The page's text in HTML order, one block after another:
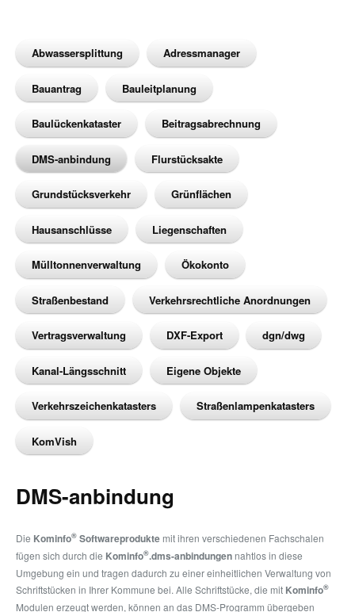
Abwassersplittung Adressmanager
Bauantrag Bauleitplanung
Baulückenkataster Beitragsabrechnung
DMS-anbindung Flurstücksakte
Grundstücksverkehr Grünflächen
Hausanschlüsse Liegenschaften
Mülltonnenverwaltung Ökokonto
Straßenbestand Verkehrsrechtliche Anordnungen
Vertragsverwaltung DXF-Export dgn/dwg
Kanal-Längsschnitt Eigene Objekte
Verkehrszeichenkatasters Straßenlampenkatasters
KomVish
DMS-anbindung
Die Kominfo® Softwareprodukte mit ihren verschiedenen Fachschalen
fügen sich durch die Kominfo®.dms-anbindungennahtlos in diese
Umgebung ein und tragen dadurch zu einer einheitlichen Verwaltung von
Schriftstücken in Ihrer Kommune bei. Alle Schriftstücke, die mit Kominfo®
Modulen erzeugt werden, können an das DMS-Programm übergeben